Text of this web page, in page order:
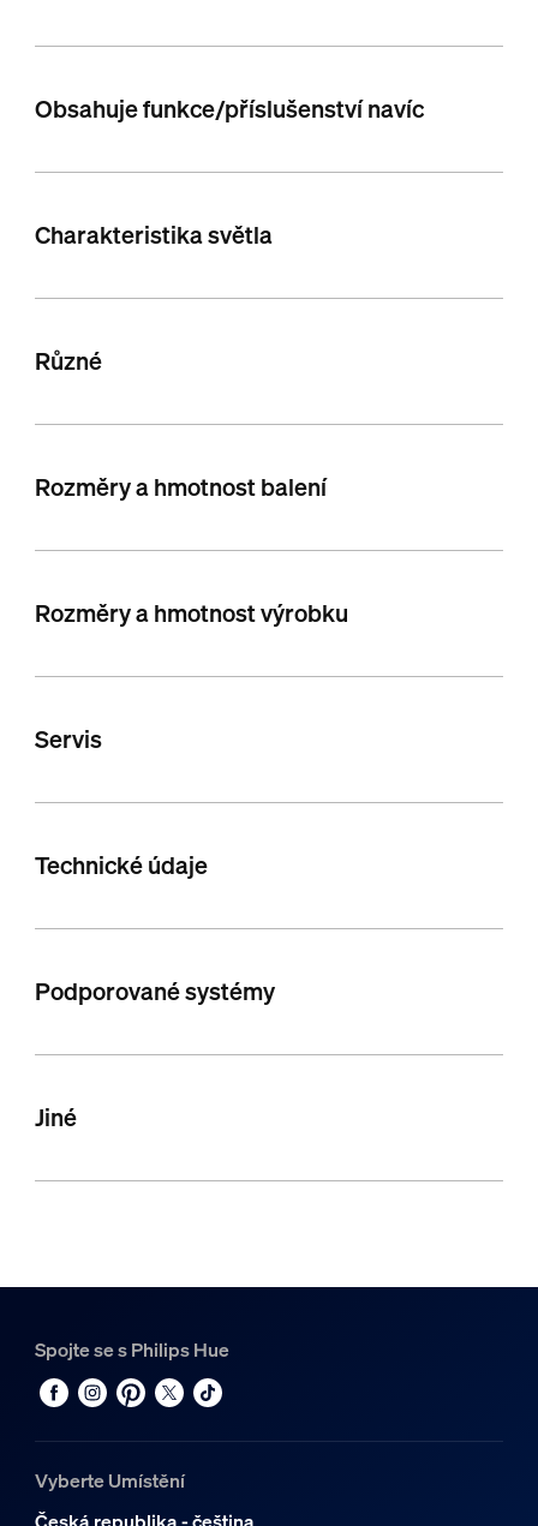
Obsahuje funkce/příslušenství navíc
Charakteristika světla
Různé
Rozměry a hmotnost balení
Rozměry a hmotnost výrobku
Servis
Technické údaje
Podporované systémy
Jiné
Spojte se s Philips Hue
Vyberte Umístění